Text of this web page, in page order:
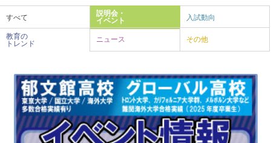
ブックマークした学校
ブックマークした学校はありません
すべて
説明会・
イベント
入試動向
教育の
トレンド
ニュース その他